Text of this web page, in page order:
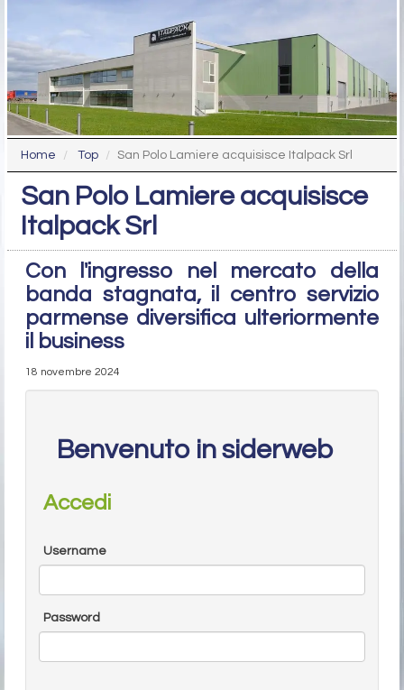
Home Top San Polo Lamiere acquisisce Italpack Srl
San Polo Lamiere acquisisce
Italpack Srl
Con l'ingresso nel mercato della
banda stagnata, il centro servizio
parmense diversifica ulteriormente
il business
18 novembre 2024
Benvenuto in siderweb
Accedi
Username
Password